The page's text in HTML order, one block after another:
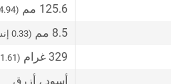
125.6 مم (4.94 إنش)
8.5 مم (0.33 إنش)
329 غرام (11.61 أونصة)
أسود ، أزرق